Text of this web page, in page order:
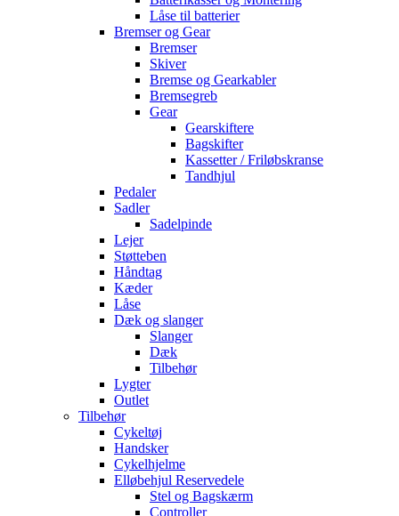
Låse til batterier
Bremser og Gear
Bremser
Skiver
Bremse og Gearkabler
Bremsegreb
Gear
Gearskiftere
Bagskifter
Kassetter / Friløbskranse
Tandhjul
Pedaler
Sadler
Sadelpinde
Lejer
Støtteben
Håndtag
Kæder
Låse
Dæk og slanger
Slanger
Dæk
Tilbehør
Lygter
Outlet
Tilbehør
Cykeltøj
Handsker
Cykelhjelme
Elløbehjul Reservedele
Stel og Bagskærm
Controller